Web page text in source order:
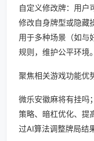
自定义修改牌：用户
修改自身牌型或隐藏
用于多种场景（如与
规则，维护公平环境。
聚焦相关游戏功能优
微乐安徽麻将有挂吗
策略、暗杠优化、提
过AI算法调整牌局结